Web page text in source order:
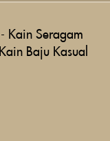
- Kain Seragam
Kain Baju Kasual